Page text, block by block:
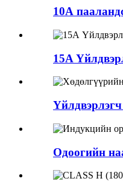
10А
15A
Одоогийн